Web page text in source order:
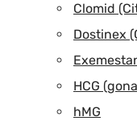
Clomid
Dostinex
HCG
hMG